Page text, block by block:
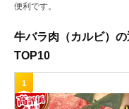
便利です。
牛バラ肉（カルビ）
TOP10
1